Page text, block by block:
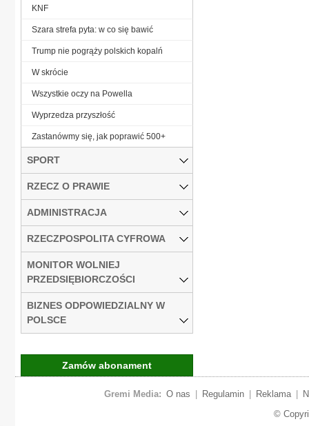
KNF
Szara strefa pyta: w co się bawić
Trump nie pogrąży polskich kopalń
W skrócie
Wszystkie oczy na Powella
Wyprzedza przyszłość
Zastanówmy się, jak poprawić 500+
SPORT
RZECZ O PRAWIE
ADMINISTRACJA
RZECZPOSPOLITA CYFROWA
MONITOR WOLNIEJ
PRZEDSIĘBIORCZOŚCI
BIZNES ODPOWIEDZIALNY W
POLSCE
Zamów abonament
Gremi Media: O nas Regulamin Reklama
©